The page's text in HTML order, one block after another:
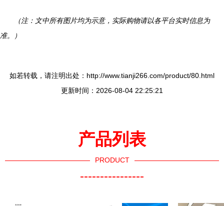
（注：文中所有图片均为示意，实际购物请以各平台实时信息为
准。）
如若转载，请注明出处：http://www.tianji266.com/product/80.html
更新时间：2026-08-04 22:25:21
产品列表
PRODUCT
----------------